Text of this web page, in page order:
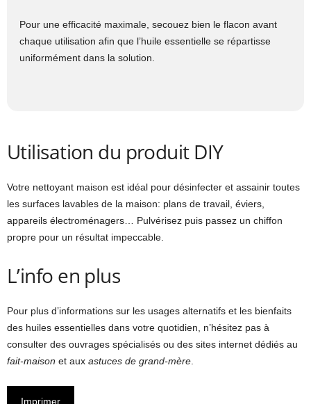
Pour une efficacité maximale, secouez bien le flacon avant
chaque utilisation afin que l’huile essentielle se répartisse
uniformément dans la solution.
Utilisation du produit DIY
Votre nettoyant maison est idéal pour désinfecter et assainir toutes
les surfaces lavables de la maison: plans de travail, éviers,
appareils électroménagers… Pulvérisez puis passez un chiffon
propre pour un résultat impeccable.
L’info en plus
Pour plus d’informations sur les usages alternatifs et les bienfaits
des huiles essentielles dans votre quotidien, n’hésitez pas à
consulter des ouvrages spécialisés ou des sites internet dédiés au
fait-maison et aux astuces de grand-mère.
Imprimer